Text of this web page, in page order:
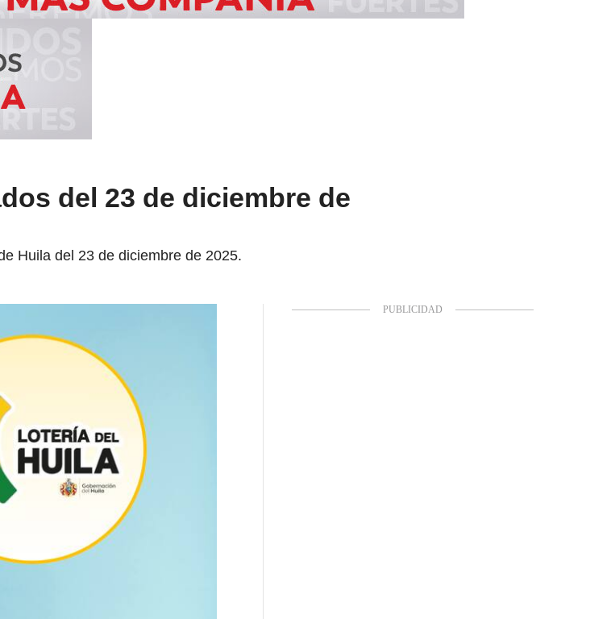
del 23 de diciembre de
Huila del 23 de diciembre de 2025.